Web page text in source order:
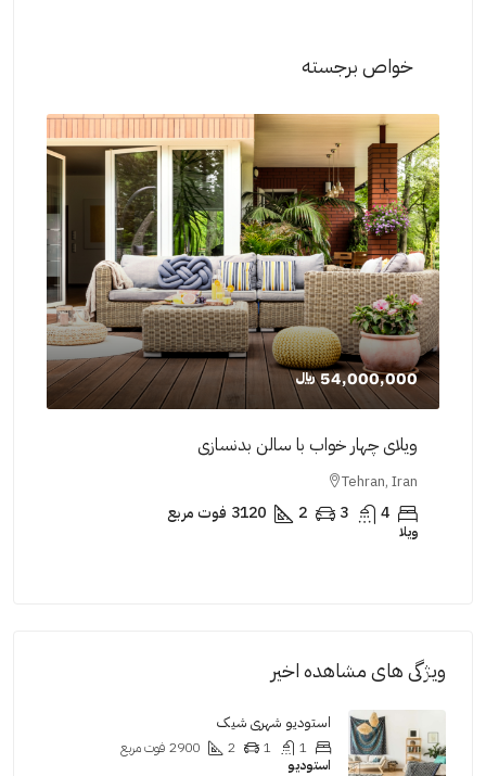
خواص برجسته
23,300,000 ﷼
سه خواب با باغچه
Tehran, Iran
3
2
2
3120فوت مربع
خانه مجردی
ویژگی های مشاهده اخیر
استودیو شهری شیک
1
1
2
2900 فوت مربع
استودیو